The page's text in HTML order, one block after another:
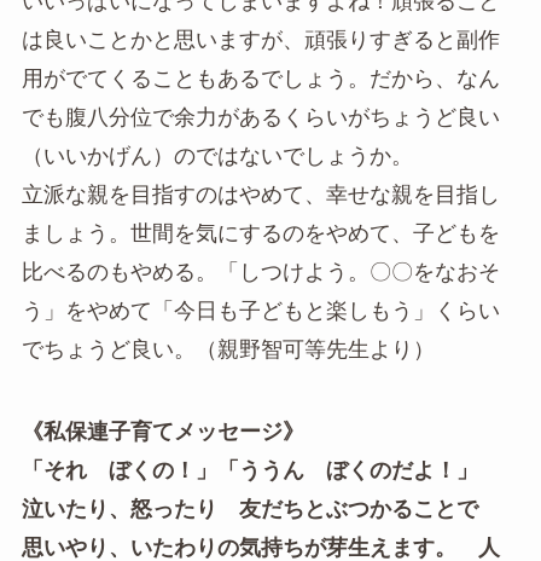
は良いことかと思いますが、頑張りすぎると副作
用がでてくることもあるでしょう。だから、なん
でも腹八分位で余力があるくらいがちょうど良い
（いいかげん）のではないでしょうか。
立派な親を目指すのはやめて、幸せな親を目指し
ましょう。世間を気にするのをやめて、子どもを
比べるのもやめる。「しつけよう。〇〇をなおそ
う」をやめて「今日も子どもと楽しもう」くらい
でちょうど良い。（親野智可等先生より）
《私保連子育てメッセージ》
「それ ぼくの！」「ううん ぼくのだよ！」
泣いたり、怒ったり 友だちとぶつかることで
思いやり、いたわりの気持ちが芽生えます。 人